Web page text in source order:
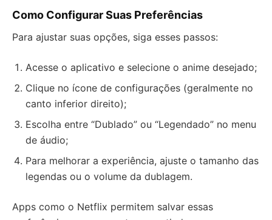
Como Configurar Suas Preferências
Para ajustar suas opções, siga esses passos:
Acesse o aplicativo e selecione o anime desejado;
Clique no ícone de configurações (geralmente no
canto inferior direito);
Escolha entre “Dublado” ou “Legendado” no menu
de áudio;
Para melhorar a experiência, ajuste o tamanho das
legendas ou o volume da dublagem.
Apps como o Netflix permitem salvar essas